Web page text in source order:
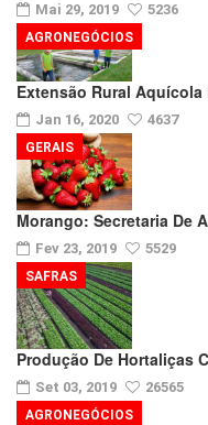
Mai 29, 2019 5236
Extensão Rural Aquícola
Jan 16, 2020 4637
AGRONEGÓCIOS
Morango: Secretaria De
Fev 23, 2019 5529
GERAIS
Produção De Hortaliças
Set 03, 2019 26565
SAFRAS
AGRONEGÓCIOS